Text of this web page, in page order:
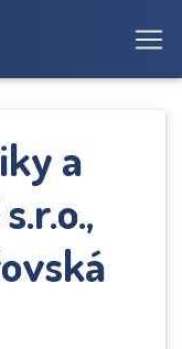
a